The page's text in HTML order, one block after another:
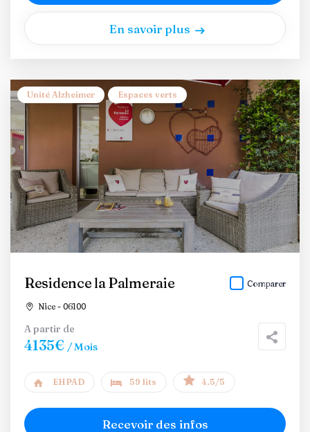
En savoir plus
Unité Alzheimer Espaces verts
Residence la Palmeraie
Nice - 06100
Comparer
A partir de
4135€ / Mois
EHPAD 59 lits 4.5/5
Recevoir des infos